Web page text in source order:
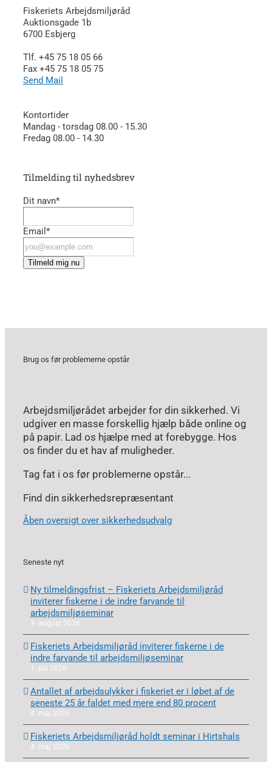
Fiskeriets Arbejdsmiljøråd
Auktionsgade 1b
6700 Esbjerg
Tlf. +45 75 18 05 66
Fax +45 75 18 05 75
Send Mail
Kontortider
Mandag - torsdag 08.00 - 15.30
Fredag 08.00 - 14.30
Tilmelding til nyhedsbrev
Dit navn*
Email*
Brug os før problemerne opstår
Arbejdsmiljørådet arbejder for din sikkerhed. Vi
udgiver en masse forskellig hjælp både online og
på papir. Lad os hjælpe med at forebygge. Hos
os finder du et hav af muligheder.
Tag fat i os før problemerne opstår...
Find din sikkerhedsrepræsentant
Åben oversigt over sikkerhedsudvalg
Seneste nyt
Ny tilmeldingsfrist – Fiskeriets Arbejdsmiljøråd
inviterer fiskerne i de indre farvande til
arbejdsmiljøseminar
3. august 2026
Fiskeriets Arbejdsmiljøråd inviterer fiskerne i de
indre farvande til arbejdsmiljøseminar
1. juli 2026
Antallet af arbejdsulykker i fiskeriet er i løbet af de
seneste 25 år faldet med mere end 80 procent
4. maj 2026
Fiskeriets Arbejdsmiljøråd holdt seminar i Hirtshals
4. maj 2026